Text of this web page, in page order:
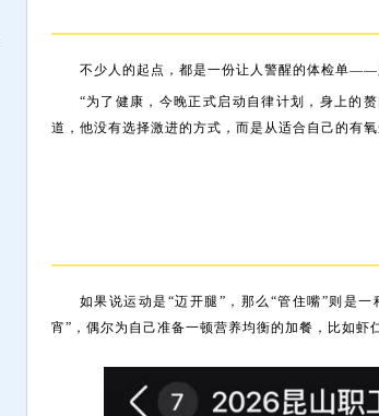
不少人的起点，都是一份让人警醒的体检单
“为了健康，今晚正式启动自律计划，身上的
道，他没有选择激进的方式，而是从适合自己的有
如果说运动是“迈开腿”，那么“管住嘴”则是
宵”，偶尔为自己准备一顿营养均衡的加餐，比如虾